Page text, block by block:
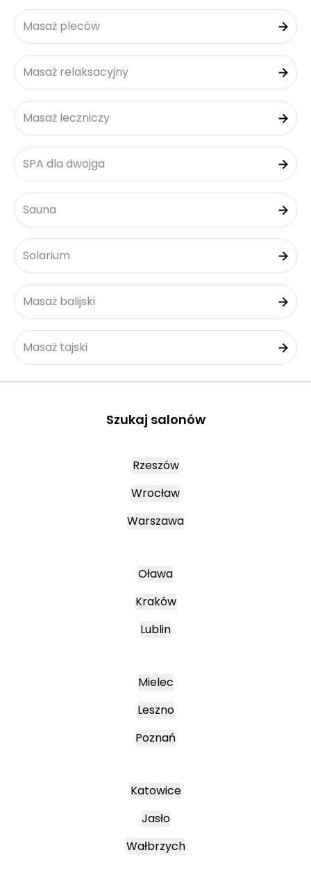
Masaż pleców
Masaż relaksacyjny
Masaż leczniczy
SPA dla dwojga
Sauna
Solarium
Masaż balijski
Masaż tajski
Szukaj salonów
Rzeszów
Wrocław
Warszawa
Oława
Kraków
Lublin
Mielec
Leszno
Poznań
Katowice
Jasło
Wałbrzych